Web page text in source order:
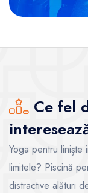
Ce fel
Yoga pentru liniște
limitele? Piscină
distractive alături